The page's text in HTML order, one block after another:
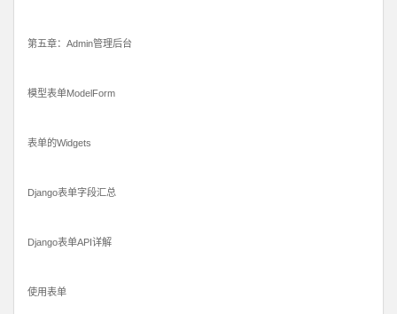
第五章：Admin管理后台
模型表单ModelForm
表单的Widgets
Django表单字段汇总
Django表单API详解
使用表单